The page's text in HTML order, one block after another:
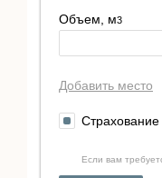
Объем, м3
Добавить место
Страхование
Если вам